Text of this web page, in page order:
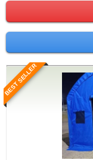
BEST SELLER